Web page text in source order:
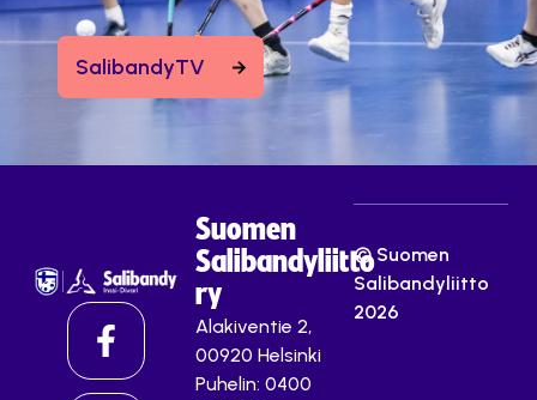
SalibandyTV
Suomen
Salibandyliitto
ry
Alakiventie 2,
00920 Helsinki
Puhelin: 0400
© Suomen
Salibandyliitto
2026